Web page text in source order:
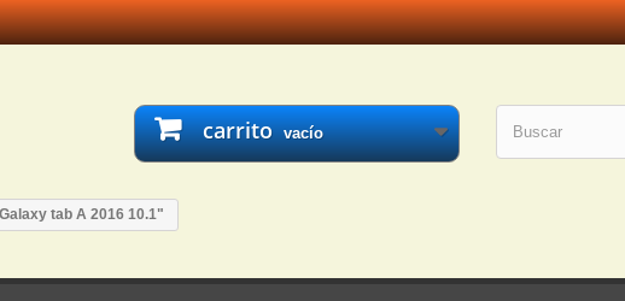
carrito vacío
tab A 2016 10.1"